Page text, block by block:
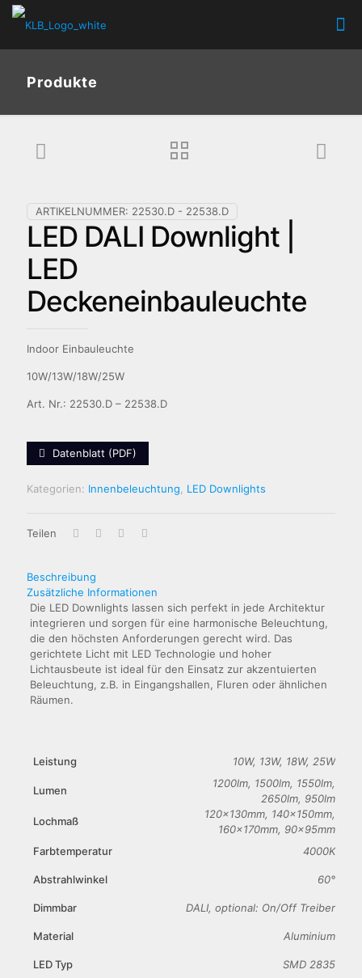
Produkte
ARTIKELNUMMER: 22530.D - 22538.D
LED DALI Downlight |
LED
Deckeneinbauleuchte
Indoor Einbauleuchte
10W/13W/18W/25W
Art. Nr.: 22530.D – 22538.D
Datenblatt (PDF)
Kategorien: Innenbeleuchtung LED Downlights
Teilen
Beschreibung
Zusätzliche Informationen
Die LED Downlights lassen sich perfekt in jede Architektur
integrieren und sorgen für eine harmonische Beleuchtung,
die den höchsten Anforderungen gerecht wird. Das
gerichtete Licht mit LED Technologie und hoher
Lichtausbeute ist ideal für den Einsatz zur akzentuierten
Beleuchtung, z.B. in Eingangshallen, Fluren oder ähnlichen
Räumen.
Leistung 10W, 13W, 18W, 25W
Lumen
1200lm, 1500lm, 1550lm,
2650lm, 950lm
Lochmaß
120x130mm, 140x150mm,
160x170mm, 90x95mm
Farbtemperatur
4000K
Abstrahlwinkel 60°
Dimmbar DALI, optional: On/Off Treiber
Material Aluminium
LED Typ SMD 2835